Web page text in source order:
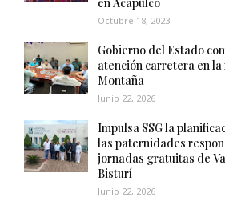
Octubre 18, 2023
Gobierno del Estado
atención carretera en
Montaña
Junio 22, 2026
Impulsa SSG la
las paternidades
jornadas gratuitas de
Bisturí
Junio 22, 2026